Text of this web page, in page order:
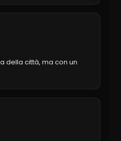
della città, ma con un